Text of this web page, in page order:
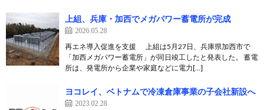
上組、兵庫・加西でメガパワー蓄電所が完成
2026.05.28
再エネ導入促進を支援 上組は5月27日、兵庫県加西市で
「加西メガパワー蓄電所」が同日竣工したと発表した。 蓄電
所は、発電所から企業や家庭などに電力[…]
ヨコレイ、ベトナムで冷凍倉庫事業の子会社新設へ
2023.02.28